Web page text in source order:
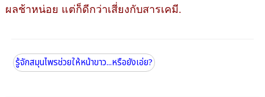
ผลช้าหน่อย แต่ก็ดีกว่าเสี่ยงกับสารเคมี.
รู้จักสมุนไพรช่วยให้หน้าขาว...หรือยังเอ่ย?